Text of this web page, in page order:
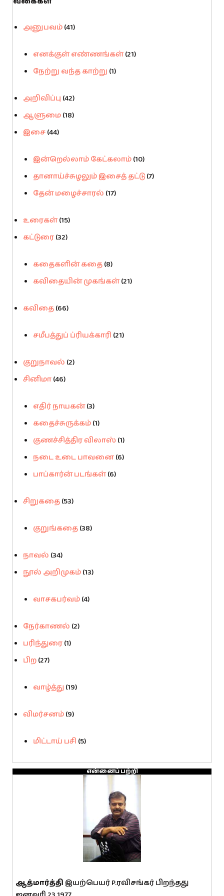
அனுபவம்(41)
எனக்குள் எண்ணங்கள்(21)
நேற்று வந்த காற்று (1)
அறிவிப்பு (42)
ஆளுமை(18)
இசை(44)
இன்றெல்லாம் கேட்கலாம்(10)
தானாய்ச்சுழலும் இசைத் தட்டு(7)
தேன் மழைச்சாரல் (17)
உரைகள்(15)
கட்டுரை(32)
கதைகளின் கதை(8)
கவிதையின் முகங்கள்(21)
கவிதை(66)
சமீபத்துப் ப்ரியக்காரி (21)
குறுநாவல் (2)
சினிமா(46)
எதிர் நாயகன்(3)
கதைச்சுருக்கம்(1)
குணச்சித்திர விலாஸ்(1)
நடை உடை பாவனை(6)
பாப்கார்ன் படங்கள்(6)
சிறுகதை(53)
குறுங்கதை(38)
நாவல் (34)
நூல் அறிமுகம்(13)
வாசகபர்வம்(4)
நேர்காணல் (2)
பரிந்துரை(1)
பிற(27)
வாழ்த்து(19)
விமர்சனம்(9)
மிட்டாய் பசி (5)
என்னைப் பற்றி
ஆத்மார்த்தி இயற்பெயர் P.ரவிசங்கர் பிறந்தது